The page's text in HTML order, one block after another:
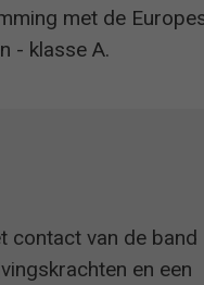
met de
- klasse A.
contact van de band
en een